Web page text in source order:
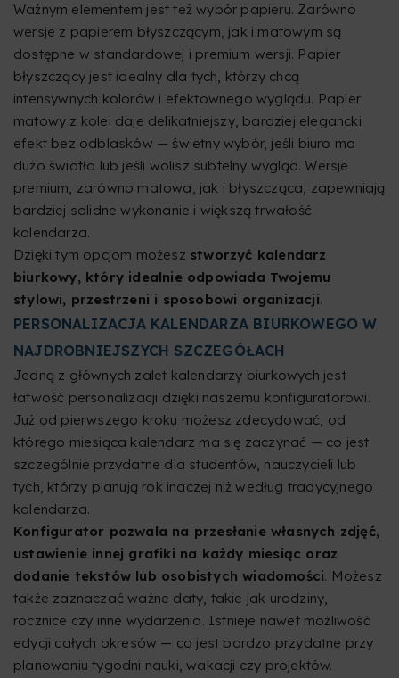
Ważnym elementem jest też wybór papieru. Zarówno
wersje z papierem błyszczącym, jak i matowym są
dostępne w standardowej i premium wersji. Papier
błyszczący jest idealny dla tych, którzy chcą
intensywnych kolorów i efektownego wyglądu. Papier
matowy z kolei daje delikatniejszy, bardziej elegancki
efekt bez odblasków — świetny wybór, jeśli biuro ma
dużo światła lub jeśli wolisz subtelny wygląd. Wersje
premium, zarówno matowa, jak i błyszcząca, zapewniają
bardziej solidne wykonanie i większą trwałość
kalendarza.
Dzięki tym opcjom możesz stworzyć kalendarz
biurkowy, który idealnie odpowiada Twojemu
stylowi, przestrzeni i sposobowi organizacji.
PERSONALIZACJA KALENDARZA BIURKOWEGO W
NAJDROBNIEJSZYCH SZCZEGÓŁACH
Jedną z głównych zalet kalendarzy biurkowych jest
łatwość personalizacji dzięki naszemu konfiguratorowi.
Już od pierwszego kroku możesz zdecydować, od
którego miesiąca kalendarz ma się zaczynać — co jest
szczególnie przydatne dla studentów, nauczycieli lub
tych, którzy planują rok inaczej niż według tradycyjnego
kalendarza.
Konfigurator pozwala na przesłanie własnych zdjęć,
ustawienie innej grafiki na każdy miesiąc oraz
dodanie tekstów lub osobistych wiadomości. Możesz
także zaznaczać ważne daty, takie jak urodziny,
rocznice czy inne wydarzenia. Istnieje nawet możliwość
edycji całych okresów — co jest bardzo przydatne przy
planowaniu tygodni nauki, wakacji czy projektów.